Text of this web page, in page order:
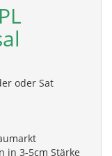
oder Sat
in 3-5cm Stärke